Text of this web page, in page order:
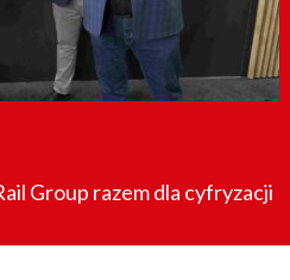
Group razem dla cyfryzacji